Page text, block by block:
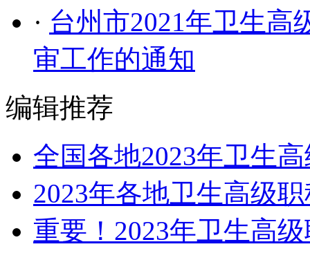
· 台州市2021年卫生高
审工作的通知
编辑推荐
全国各地2023年卫生
2023年各地卫生高级
重要！2023年卫生高